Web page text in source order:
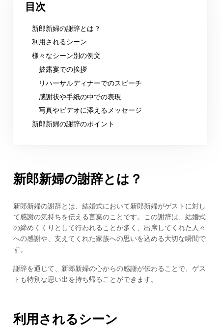
目次
新郎新婦の謝辞とは？
利用されるシーン
様々なシーン別の例文
披露宴での挨拶
リハーサルディナーでのスピーチ
感謝状や手紙の中での表現
写真やビデオに添えるメッセージ
新郎新婦の謝辞のポイント
新郎新婦の謝辞とは？
新郎新婦の謝辞とは、結婚式において新郎新婦がゲストに対し
て感謝の気持ちを伝える言葉のことです。この謝辞は、結婚式
の締めくくりとして行われることが多く、出席してくれた人々
への感謝や、支えてくれた家族への思いを込める大切な瞬間で
す。
謝辞を通じて、新郎新婦の心からの感謝が伝わることで、ゲス
トも特別な思い出を持ち帰ることができます。
利用されるシーン